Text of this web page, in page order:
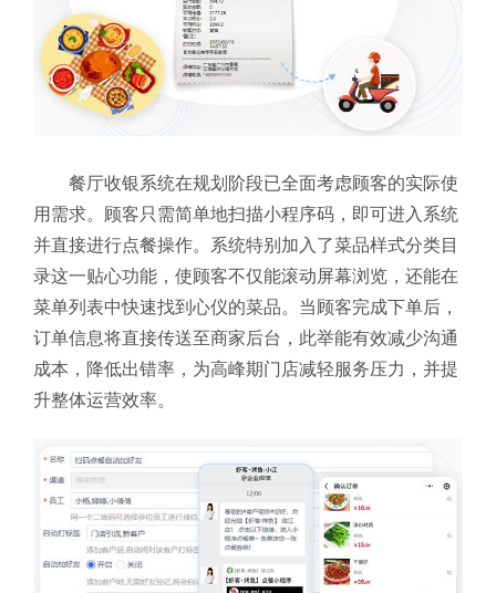
餐厅收银系统在规划阶段已全面考虑顾客的实际使
用需求。顾客只需简单地扫描小程序码，即可进入系统
并直接进行点餐操作。系统特别加入了菜品样式分类目
录这一贴心功能，使顾客不仅能滚动屏幕浏览，还能在
菜单列表中快速找到心仪的菜品。当顾客完成下单后，
订单信息将直接传送至商家后台，此举能有效减少沟通
成本，降低出错率，为高峰期门店减轻服务压力，并提
升整体运营效率。